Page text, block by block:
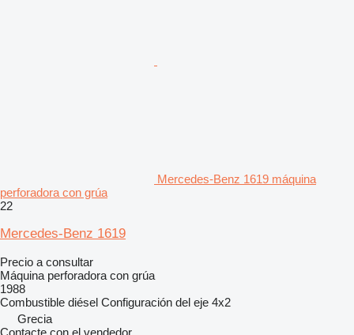
Mercedes-Benz 1619 máquina
perforadora con grúa
22
Mercedes-Benz 1619
Precio a consultar
Máquina perforadora con grúa
1988
Combustible diésel Configuración del eje 4x2
Grecia
Contacte con el vendedor